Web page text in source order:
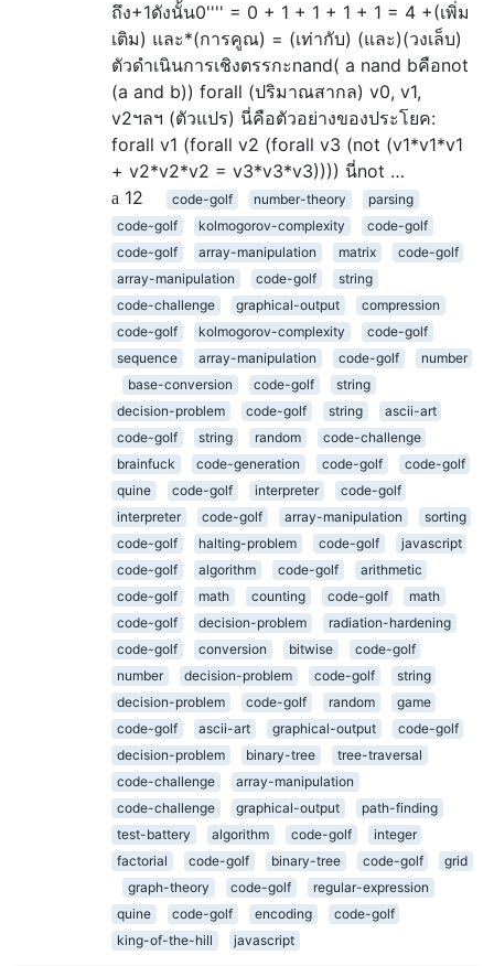
ถึง+1ดังนั้น0'''' = 0 + 1 + 1 + 1 + 1 = 4 +(เพิ่ม
เติม) และ*(การคูณ) = (เท่ากับ) (และ)(วงเล็บ)
ตัวดำเนินการเชิงตรรกะnand( a nand bคือnot
(a and b)) forall (ปริมาณสากล) v0, v1,
v2ฯลฯ (ตัวแปร) นี่คือตัวอย่างของประโยค:
forall v1 (forall v2 (forall v3 (not (v1*v1*v1
+ v2*v2*v2 = v3*v3*v3)))) นี่not …
12
code-golf number-theory
parsing
code-golf
kolmogorov-complexity
code-golf
code-golf
array-manipulation matrix
code-golf
array-manipulation
code-golf
string
code-challenge
graphical-output
compression
code-golf
kolmogorov-complexity
code-golf
sequence
array-manipulation code-golf
number
base-conversion
code-golf
string
decision-problem
code-golf string
ascii-art
code-golf
string random
code-challenge
brainfuck
code-generation code-golf
code-golf
quine
code-golf interpreter
code-golf
interpreter
code-golf array-manipulation
sorting
code-golf
halting-problem code-golf
javascript
code-golf
algorithm code-golf
arithmetic
code-golf
math counting code-golf
math
code-golf
decision-problem
radiation-hardening
code-golf
conversion bitwise
code-golf
number
decision-problem code-golf
string
decision-problem
code-golf random
game
code-golf
ascii-art graphical-output
code-golf
decision-problem
binary-tree
tree-traversal
code-challenge
array-manipulation
code-challenge
graphical-output
path-finding
test-battery
algorithm code-golf
integer
factorial
code-golf binary-tree code-golf
grid
graph-theory
code-golf
regular-expression
quine
code-golf encoding
code-golf
king-of-the-hill
javascript